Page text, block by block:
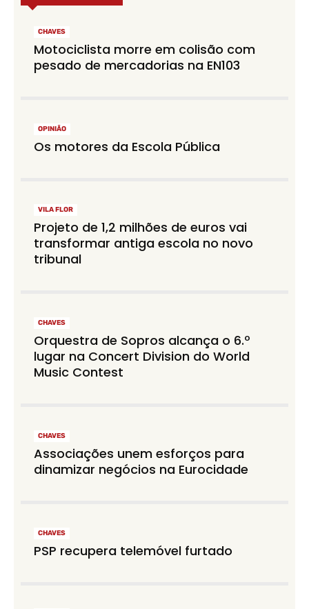
CHAVES
Motociclista morre em colisão com
pesado de mercadorias na EN103
OPINIÃO
Os motores da Escola Pública
VILA FLOR
Projeto de 1,2 milhões de euros vai
transformar antiga escola no novo
tribunal
CHAVES
Orquestra de Sopros alcança o 6.º
lugar na Concert Division do World
Music Contest
CHAVES
Associações unem esforços para
dinamizar negócios na Eurocidade
CHAVES
PSP recupera telemóvel furtado